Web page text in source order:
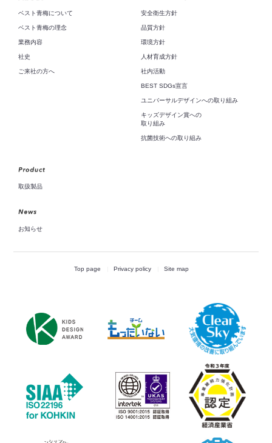
ベスト青梅について
ベスト青梅の理念
業務内容
社史
ご来社の方へ
安全衛生方針
品質方針
環境方針
人材育成方針
社内活動
BEST SDGs宣言
ユニバーサルデザインへの取り組み
キッズデザイン賞への
取り組み
抗菌技術への取り組み
取扱製品
お知らせ
Top page Privacy policy Site map